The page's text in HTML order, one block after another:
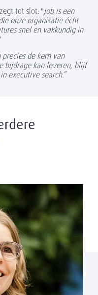
tot slot: "Job is een
onze organisatie écht
snel en vakkundig in
de kern van
bijdrage kan leveren, blijf
executive search.”